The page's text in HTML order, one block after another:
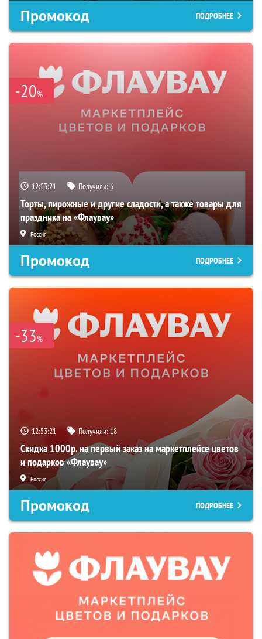
Промокод ПОДРОБНЕЕ
-20%
12:53:20 Получили:6
Торты, пирожные и другие сладости, а также товары для
праздника на «Флаувау»
Россия
Промокод ПОДРОБНЕЕ
-33%
12:53:20 Получили: 18
Скидка 1000р. на первый заказ на маркетплейсе цветов
и подарков «Флаувау»
Россия
Промокод ПОДРОБНЕЕ